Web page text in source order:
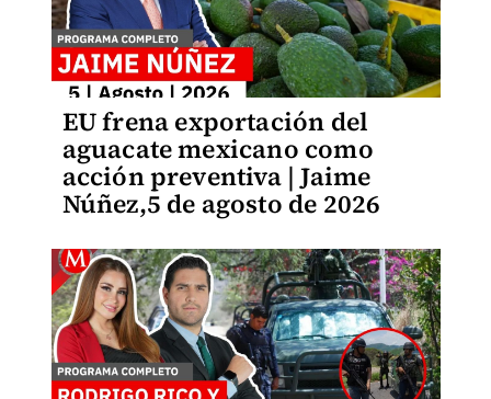
EU frena exportación del
aguacate mexicano como
acción preventiva | Jaime
Núñez,5 de agosto de 2026